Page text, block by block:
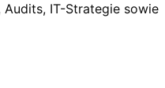
IT-Strategie sowie